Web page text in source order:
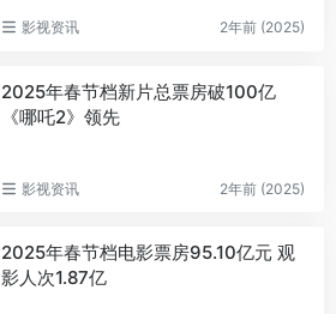
影视资讯 2年前 (2025)
2025年春节档新片总票房破100亿
《哪吒2》领先
影视资讯 2年前 (2025)
2025年春节档电影票房95.10亿元 观
影人次1.87亿